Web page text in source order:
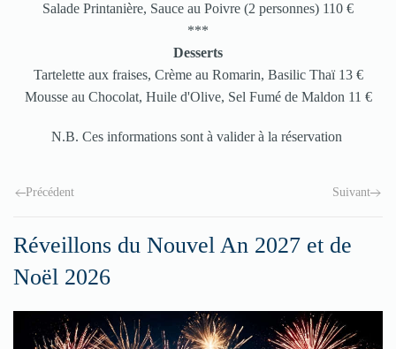
Salade Printanière, Sauce au Poivre (2 personnes) 110 €
***
Desserts
Tartelette aux fraises, Crème au Romarin, Basilic Thaï 13 €
Mousse au Chocolat, Huile d'Olive, Sel Fumé de Maldon 11 €
N.B. Ces informations sont à valider à la réservation
Précédent Suivant
Réveillons du Nouvel An 2027 et de
Noël 2026